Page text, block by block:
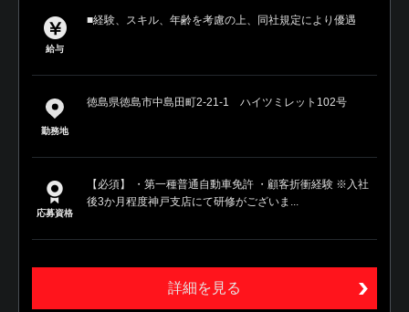
給与
■経験、スキル、年齢を考慮の上、同社規定により優遇
勤務地
徳島県徳島市中島田町2-21-1 ハイツミレット102号
応募資格
【必須】 ・第一種普通自動車免許 ・顧客折衝経験 ※入社
後3か月程度神戸支店にて研修がございま...
詳細を見る